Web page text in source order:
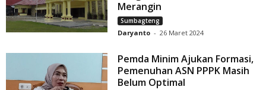
Merangin
Sumbagteng
Daryanto - 26 Maret 2024
Pemda Minim Ajukan Formasi,
Pemenuhan ASN PPPK Masih
Belum Optimal